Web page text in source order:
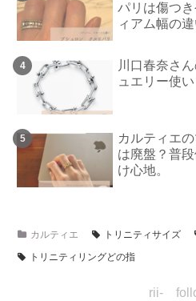
パリは傷つ
ィアム幅の
川口春奈さ
ュエリー使い
カルティエ
は廃盤？普
け心地。
カルティエ トリニティサイズ
トリニティリングどの指
rii-